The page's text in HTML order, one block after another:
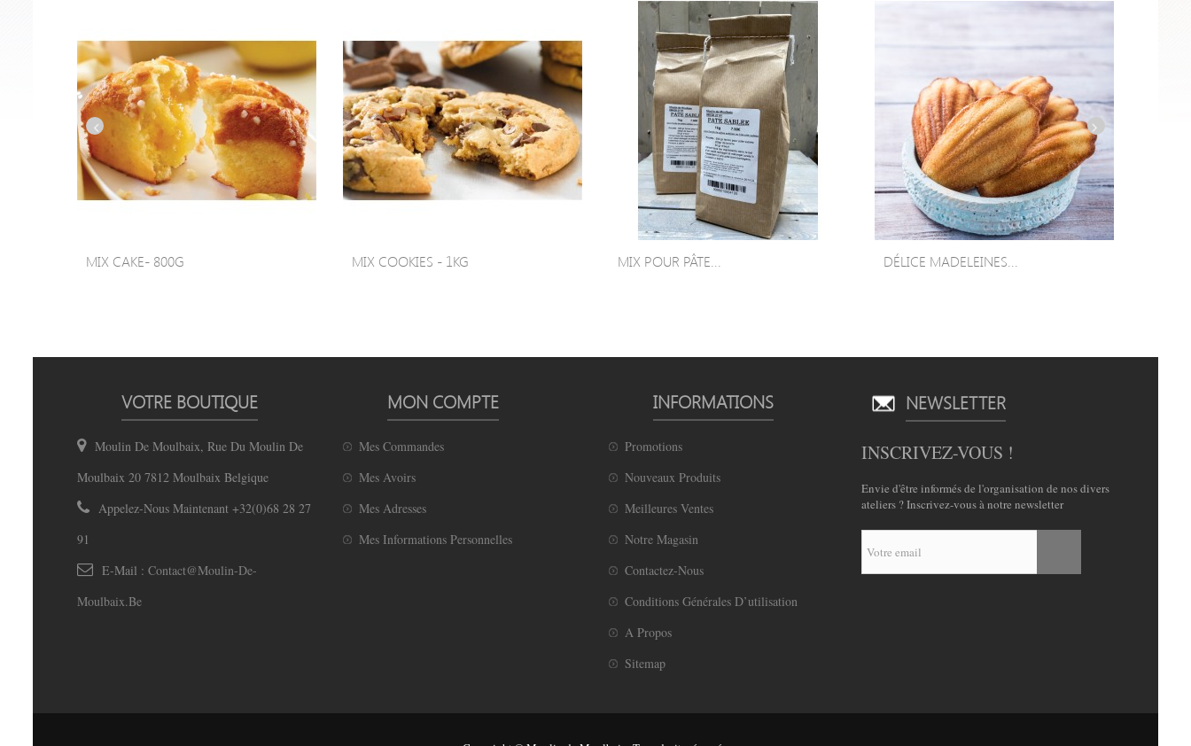
MIX CAKE- 800G MIX COOKIES - 1KG MIX POUR PÂTE... DÉLICE MADELEINES...
VOTRE BOUTIQUE
Moulin De Moulbaix, Rue Du Moulin De
Moulbaix 20 7812 Moulbaix Belgique
Appelez-Nous Maintenant +32(0)68 28 27
91
E-Mail : Contact@moulin-De-
Moulbaix.be
MON COMPTE
Mes Commandes
Mes Avoirs
Mes Adresses
Mes Informations Personnelles
INFORMATIONS
Promotions
Nouveaux Produits
Meilleures Ventes
Notre Magasin
Contactez-Nous
Conditions Générales D’utilisation
A Propos
Sitemap
NEWSLETTER
INSCRIVEZ-VOUS !
Envie d'être informés de l'organisation de nos divers
ateliers ? Inscrivez-vous à notre newsletter